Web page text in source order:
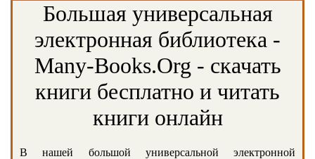
Большая универсальная
электронная библиотека -
Many-Books.Org - скачать
книги бесплатно и читать
книги онлайн
В нашей большой универсальной электронной